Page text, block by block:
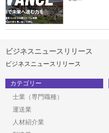
ビジネスニュースリリース
ビジネスニュースリリース
カテゴリー
士業（専門職種）
運送業
人材紹介業